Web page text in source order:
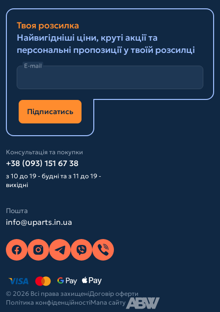
Твоя розсилка
Найвигідніші ціни, круті акції та
персональні пропозиції у твоїй розсилці
E-mail
Підписатись
Консультація та покупки
+38 (093) 151 67 38
з 10 до 19 - будні та з 11 до 19 -
вихідні
Пошта
info@uparts.in.ua
© 2026 Всі права захищеніДоговір оферти
Політика конфіденційностіМапа сайту